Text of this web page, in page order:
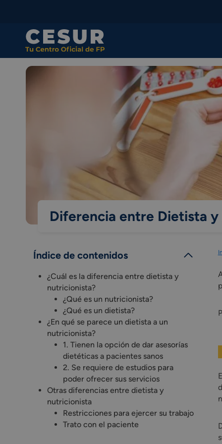
Diferencia entre Dietista
Índice de contenidos
¿Cuál es la diferencia entre dietista y
nutricionista?
¿Qué es un nutricionista?
¿Qué es un dietista?
¿En qué se parece un dietista a un
nutricionista?
1. Tienen la opción de dar asesorías
dietéticas a pacientes sanos
2. Se requiere de estudios para
poder ofrecer sus servicios
Otras diferencias entre dietista y
nutricionista
Restricciones para ejercer su trabajo
Trato con el paciente